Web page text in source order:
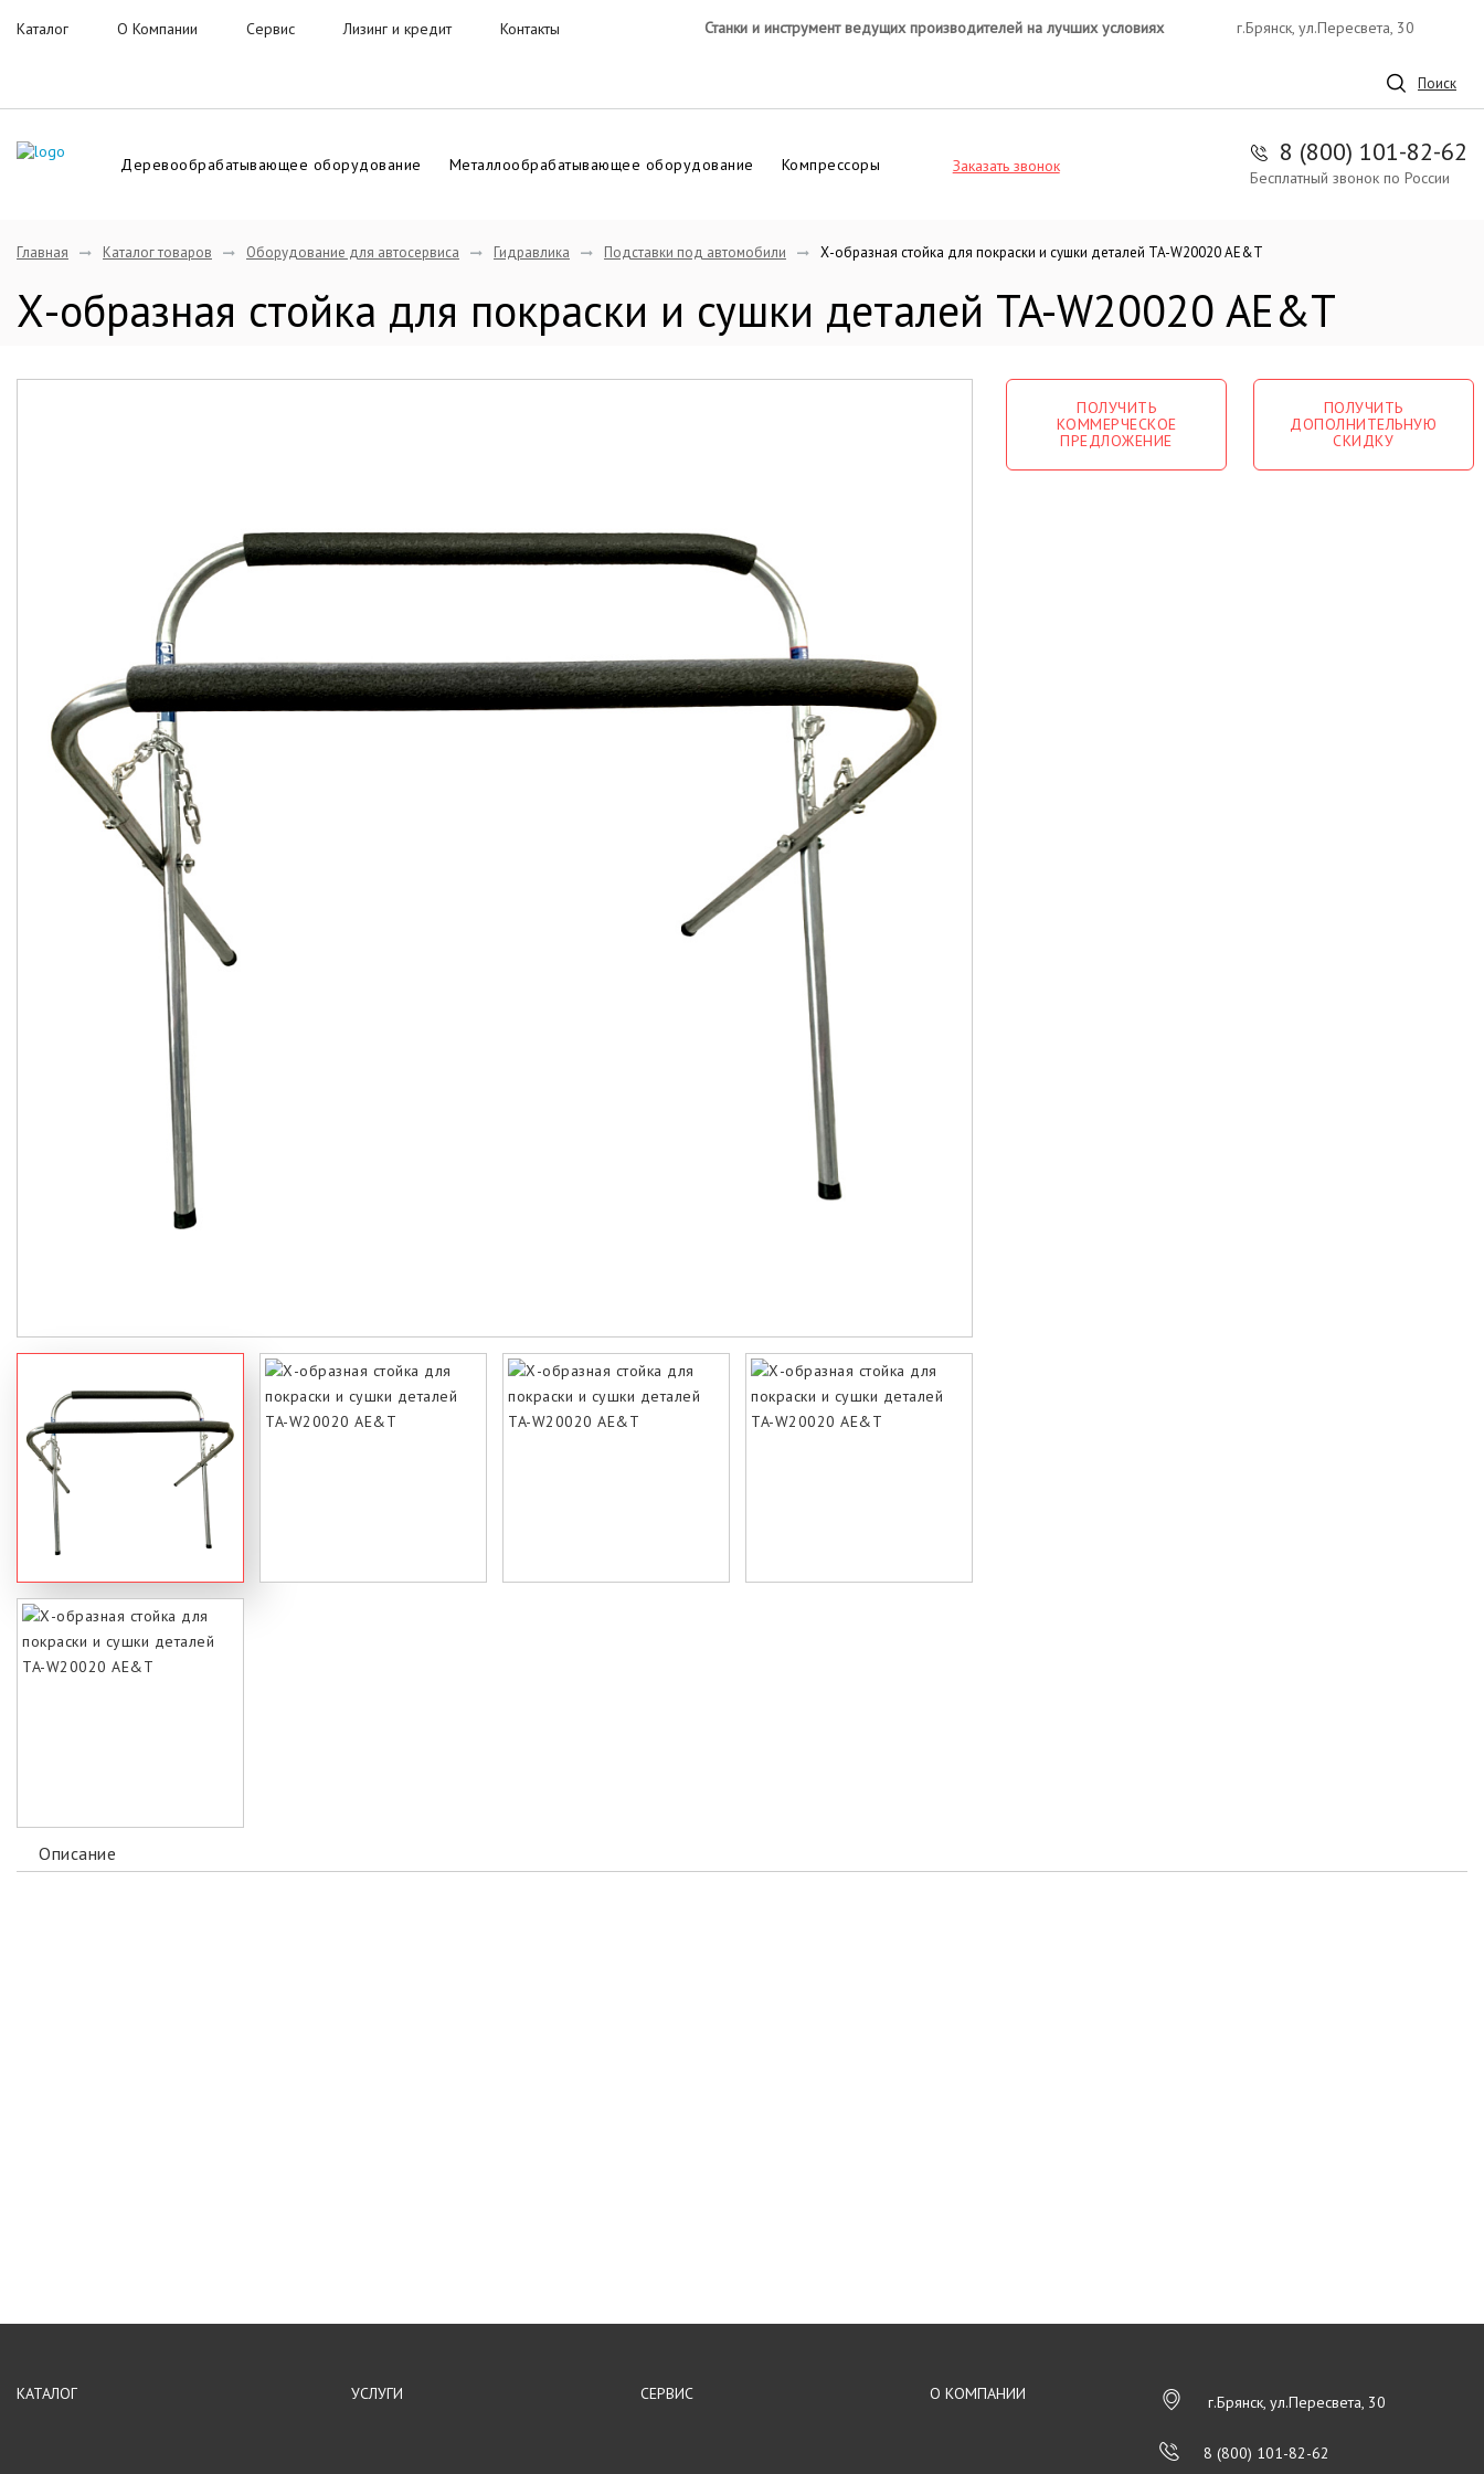
Каталог О Компании Сервис Лизинг и кредит Контакты Станки и инструмент ведущих производителей на лучших условиях г.Брянск, ул.Пересвета, 30
Поиск
Деревообрабатывающее оборудование Металлообрабатывающее оборудование Компрессоры Заказать звонок 8 (800) 101-82-62
Бесплатный звонок по России
Главная Каталог товаров Оборудование для автосервиса Гидравлика Подставки под автомобили Х-образная стойка для покраски и сушки деталей TA-W20020 AE&T
Х-образная стойка для покраски и сушки деталей TA-W20020 AE&T
ПОЛУЧИТЬ
КОММЕРЧЕСКОЕ
ПРЕДЛОЖЕНИЕ
ПОЛУЧИТЬ
ДОПОЛНИТЕЛЬНУЮ
СКИДКУ
Описание
КАТАЛОГ УСЛУГИ СЕРВИС О КОМПАНИИ г.Брянск, ул.Пересвета, 30
8 (800) 101-82-62